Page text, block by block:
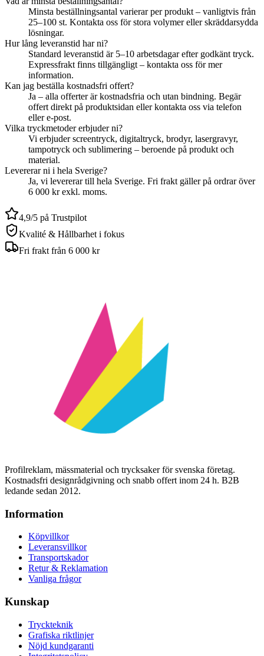
Minsta beställningsantal varierar per produkt – vanligtvis från
25–100 st. Kontakta oss för stora volymer eller skräddarsydda
lösningar.
Hur lång leveranstid har ni?
Standard leveranstid är 5–10 arbetsdagar efter godkänt tryck.
Expressfrakt finns tillgängligt – kontakta oss för mer
information.
Kan jag beställa kostnadsfri offert?
Ja – alla offerter är kostnadsfria och utan bindning. Begär
offert direkt på produktsidan eller kontakta oss via telefon
eller e-post.
Vilka tryckmetoder erbjuder ni?
Vi erbjuder screentryck, digitaltryck, brodyr, lasergravyr,
tampotryck och sublimering – beroende på produkt och
material.
Levererar ni i hela Sverige?
Ja, vi levererar till hela Sverige. Fri frakt gäller på ordrar över
6 000 kr exkl. moms.
4,9/5 på Trustpilot
Kvalité & Hållbarhet i fokus
Fri frakt från 6 000 kr
Profilreklam, mässmaterial och trycksaker för svenska företag.
Kostnadsfri designrådgivning och snabb offert inom 24 h. B2B
ledande sedan 2012.
Information
Köpvillkor
Leveransvillkor
Transportskador
Retur & Reklamation
Vanliga frågor
Kunskap
Tryckteknik
Grafiska riktlinjer
Nöjd kundgaranti